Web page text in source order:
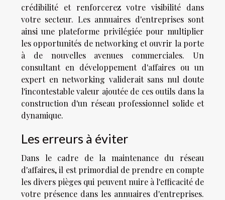
crédibilité et renforcerez votre visibilité dans
votre secteur. Les annuaires d'entreprises sont
ainsi une plateforme privilégiée pour multiplier
les opportunités de networking et ouvrir la porte
à de nouvelles avenues commerciales. Un
consultant en développement d'affaires ou un
expert en networking validerait sans nul doute
l'incontestable valeur ajoutée de ces outils dans la
construction d'un réseau professionnel solide et
dynamique.
Les erreurs à éviter
Dans le cadre de la maintenance du réseau
d'affaires, il est primordial de prendre en compte
les divers pièges qui peuvent nuire à l'efficacité de
votre présence dans les annuaires d'entreprises.